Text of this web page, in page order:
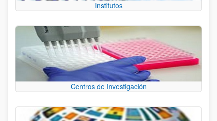
Institutos
Centros de Investigación